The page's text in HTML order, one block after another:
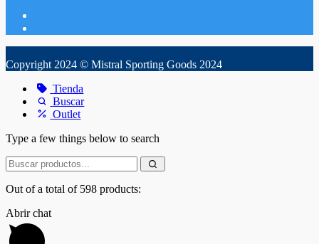
Copyright 2024 © Mistral Sporting Goods 2024
Tienda
Buscar
Outlet
Type a few things below to search
Out of a total of 598 products:
Abrir chat